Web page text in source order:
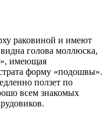
раковиной и имеют
голова моллюска,
имеющая
форму «подошвы».
ползет по
всем знакомых